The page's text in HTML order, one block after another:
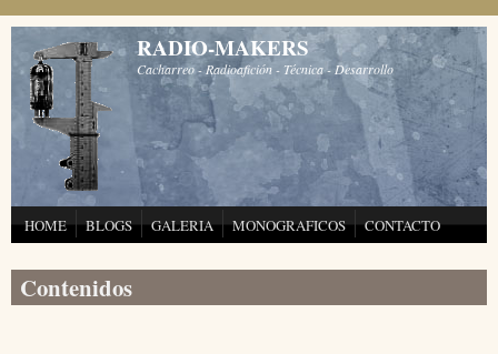
Pasar al contenido principal
RADIO-MAKERS
Cacharreo - Radioafición - Técnica - Desarrollo
HOME BLOGS GALERIA MONOGRAFICOS CONTACTO
Contenidos